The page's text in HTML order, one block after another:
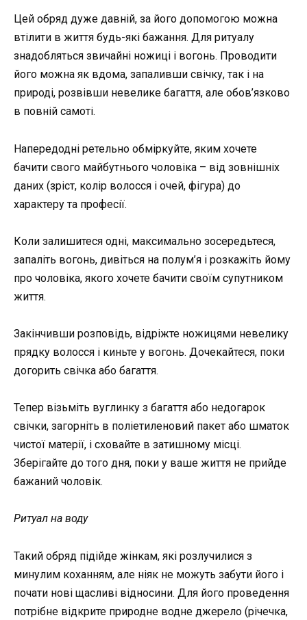
Цей обряд дуже давній, за його допомогою можна
втілити в життя будь-які бажання. Для ритуалу
знадобляться звичайні ножиці і вогонь. Проводити
його можна як вдома, запаливши свічку, так і на
природі, розвівши невелике багаття, але обов’язково
в повній самоті.
Напередодні ретельно обміркуйте, яким хочете
бачити свого майбутнього чоловіка – від зовнішніх
даних (зріст, колір волосся і очей, фігура) до
характеру та професії.
Коли залишитеся одні, максимально зосередьтеся,
запаліть вогонь, дивіться на полум’я і розкажіть йому
про чоловіка, якого хочете бачити своїм супутником
життя.
Закінчивши розповідь, відріжте ножицями невелику
прядку волосся і киньте у вогонь. Дочекайтеся, поки
догорить свічка або багаття.
Тепер візьміть вуглинку з багаття або недогарок
свічки, загорніть в поліетиленовий пакет або шматок
чистої матерії, і сховайте в затишному місці.
Зберігайте до того дня, поки у ваше життя не прийде
бажаний чоловік.
Ритуал на воду
Такий обряд підійде жінкам, які розлучилися з
минулим коханням, але ніяк не можуть забути його і
почати нові щасливі відносини. Для його проведення
потрібне відкрите природне водне джерело (річечка,